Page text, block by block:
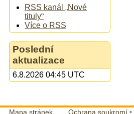
RSS kanál „Nové
tituly“
Více o RSS
Poslední
aktualizace
6.8.2026 04:45 UTC
Mapa stránek Ochrana soukromí •